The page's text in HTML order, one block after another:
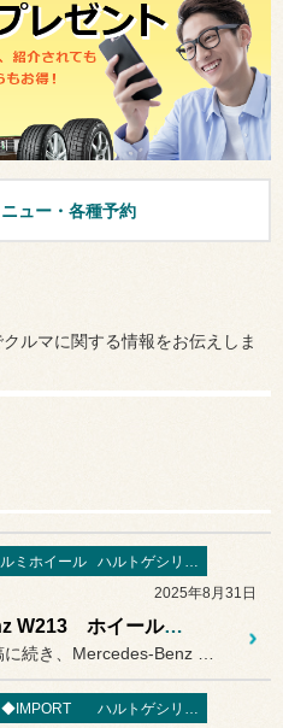
ュー・各種予約
ルマに関する情報をお伝えしま
ミホイール
ハルトゲシリーズ
2025年8月31日
Mercedes-Benz W213 ホイール交換☆Rolfhartge☆
◆IMPORT
ハルトゲシリーズ